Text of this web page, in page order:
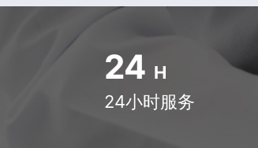
24 H
24小时服务